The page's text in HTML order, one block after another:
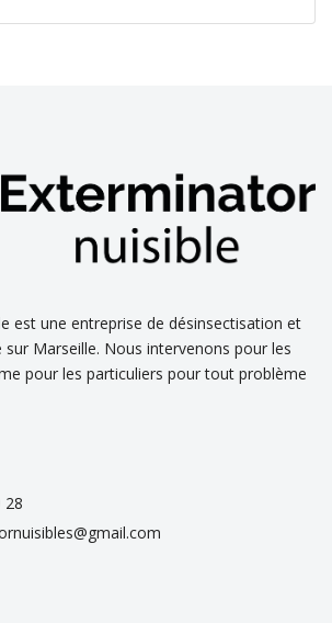
est une entreprise de désinsectisation et
Marseille. Nous intervenons pour les
pour les particuliers pour tout problème